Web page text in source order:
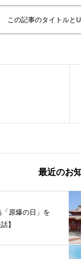
この記事のタイトルと
最近のお
原爆の日」を
】